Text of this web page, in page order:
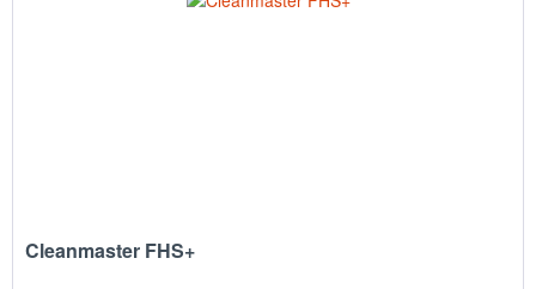
Cleanmaster FHS+